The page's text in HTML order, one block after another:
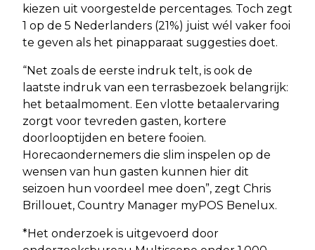
kiezen uit voorgestelde percentages. Toch zegt
1 op de 5 Nederlanders (21%) juist wél vaker fooi
te geven als het pinapparaat suggesties doet.
“Net zoals de eerste indruk telt, is ook de
laatste indruk van een terrasbezoek belangrijk:
het betaalmoment. Een vlotte betaalervaring
zorgt voor tevreden gasten, kortere
doorlooptijden en betere fooien.
Horecaondernemers die slim inspelen op de
wensen van hun gasten kunnen hier dit
seizoen hun voordeel mee doen”, zegt Chris
Brillouet, Country Manager myPOS Benelux.
*Het onderzoek is uitgevoerd door